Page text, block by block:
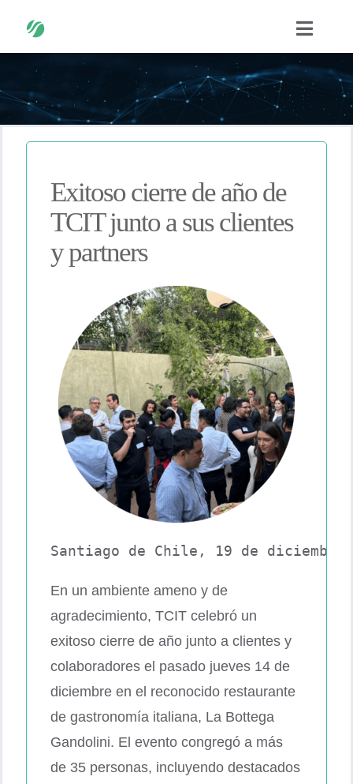
SOLUCIONES
CASOS DE ÉXITO
PUBLICACIONES
EVENTOS
PARTNERS
CONTACTO
Exitoso cierre de año de
TCIT junto a sus clientes
y partners
Santiago de Chile, 19 de diciembre
En un ambiente ameno y de
agradecimiento, TCIT celebró un
exitoso cierre de año junto a clientes y
colaboradores el pasado jueves 14 de
diciembre en el reconocido restaurante
de gastronomía italiana, La Bottega
Gandolini. El evento congregó a más
de 35 personas, incluyendo destacados